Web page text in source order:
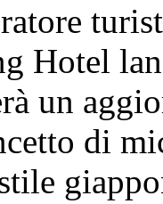
Hotel
un
di